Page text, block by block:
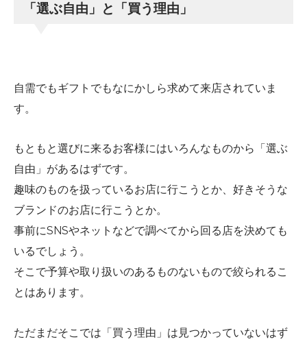
「選ぶ自由」と「買う理由」
自需でもギフトでもなにかしら求めて来店されていま
す。
もともと選びに来るお客様にはいろんなものから「選ぶ
自由」があるはずです。
趣味のものを扱っているお店に行こうとか、好きそうな
ブランドのお店に行こうとか。
事前にSNSやネットなどで調べてから回る店を決めても
いるでしょう。
そこで予算や取り扱いのあるものないもので絞られるこ
とはあります。
ただまだそこでは「買う理由」は見つかっていないはず